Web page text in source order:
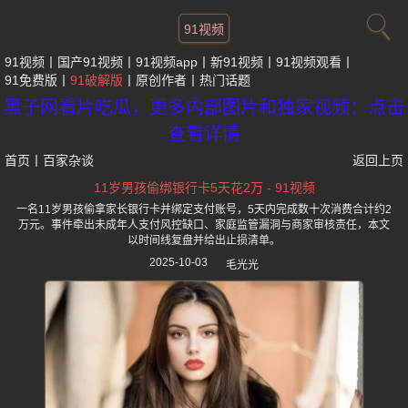
91视频
91视频 国产91视频 91视频app 新91视频
91视频观看
91免费版
91破解版 原创作者 热门话题
黑子网看片吃瓜，更多内部图片和独家视频：点击
查看详情
首页 百家杂谈
返回上页
11岁男孩偷绑银行卡5天花2万 - 91视频
一名11岁男孩偷拿家长银行卡并绑定支付账号，5天内完成数十次消费合计约2
万元。事件牵出未成年人支付风控缺口、家庭监管漏洞与商家审核责任，本文
以时间线复盘并给出止损清单。
2025-10-03
毛光光